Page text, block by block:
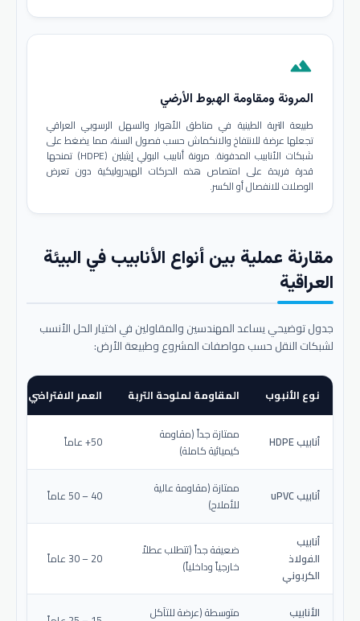
terrain
المرونة ومقاومة الهبوط الأرضي
طبيعة التربة الطينية في مناطق الأهوار والسهل الرسوبي العراقي
تجعلها عرضة للانتفاخ والانكماش حسب فصول السنة، مما يضغط على
شبكات الأنابيب المدفونة. مرونة أنابيب البولي إيثيلين (HDPE) تمنحها
قدرة فريدة على امتصاص هذه الحركات الهيدروليكية دون تعرض
الوصلات للانفصال أو الكسر.
مقارنة عملية بين أنواع الأنابيب في البيئة
العراقية
جدول توضيحي يساعد المهندسين والمقاولين في اختيار الحل الأنسب
لشبكات النقل حسب مواصفات المشروع وطبيعة الأرض:
نوع الأنبوب المقاومة لملوحة التربة العمر الافتراضي
أنابيب HDPE
ممتازة جداً (مقاومة
كيميائية كاملة)
50+ عاماً
أنابيب uPVC
ممتازة (مقاومة عالية
للأملاح)
40 – 50 عاماً
أنابيب
الفولاذ
الكربوني
ضعيفة جداً (تتطلب عطلاً
خارجياً وداخلياً)
20 – 30 عاماً
الأنابيب
متوسطة (عرضة للتآكل